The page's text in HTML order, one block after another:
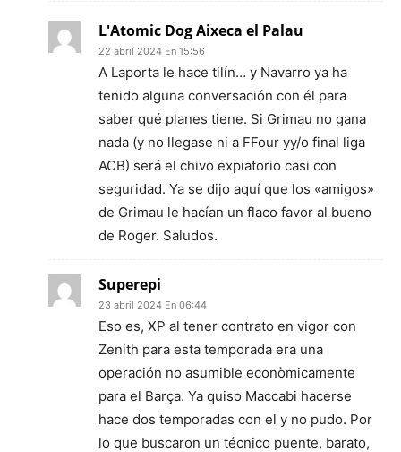
L'Atomic Dog Aixeca el Palau
22 abril 2024 En 15:56
A Laporta le hace tilín… y Navarro ya ha
tenido alguna conversación con él para
saber qué planes tiene. Si Grimau no gana
nada (y no llegase ni a FFour yy/o final liga
ACB) será el chivo expiatorio casi con
seguridad. Ya se dijo aquí que los «amigos»
de Grimau le hacían un flaco favor al bueno
de Roger. Saludos.
Superepi
23 abril 2024 En 06:44
Eso es, XP al tener contrato en vigor con
Zenith para esta temporada era una
operación no asumible econòmicamente
para el Barça. Ya quiso Maccabi hacerse
hace dos temporadas con el y no pudo. Por
lo que buscaron un técnico puente, barato,